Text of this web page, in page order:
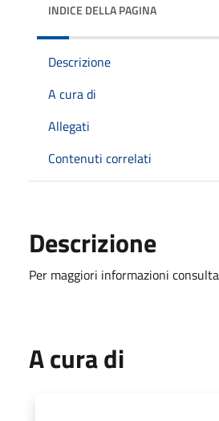
INDICE DELLA PAGINA
Descrizione
A cura di
Allegati
Contenuti correlati
Descrizione
Per maggiori informazioni
A cura di